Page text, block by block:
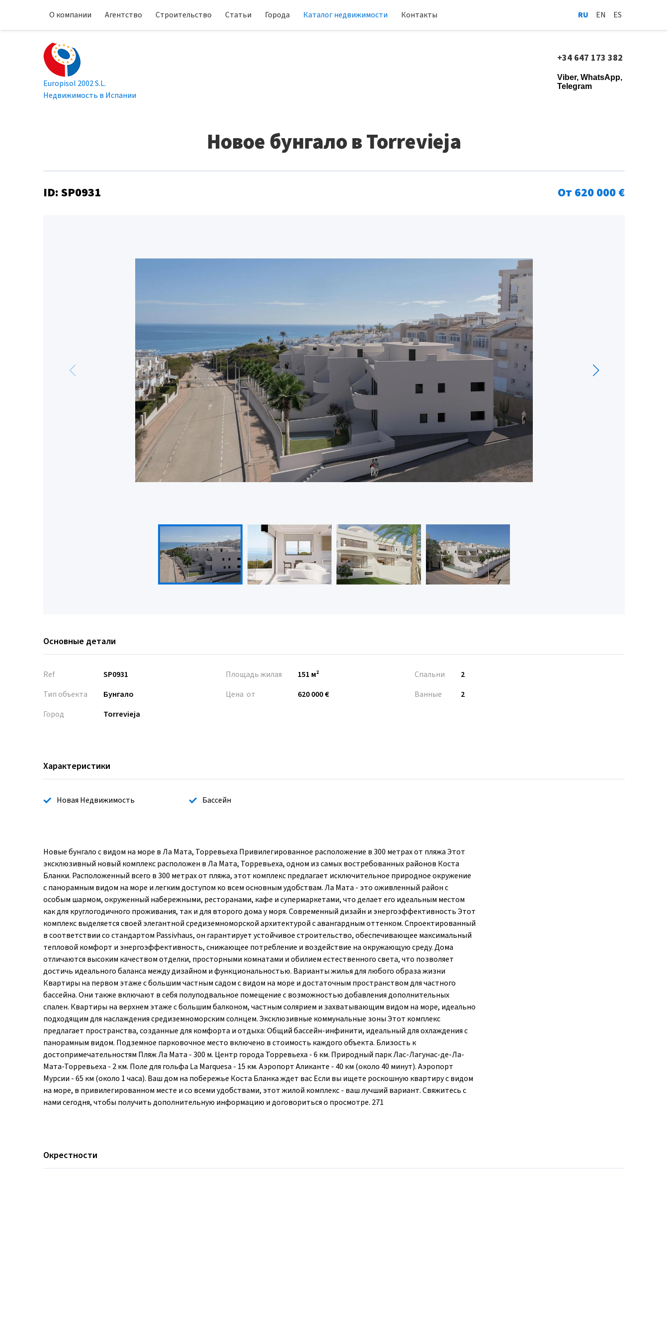
О компании Агентство Строительство Статьи Города Каталог недвижимости Контакты RU EN ES
Europisol 2002 S.L.
Недвижимость в Испании
+34 647 173 382
Viber, WhatsApp,
Telegram
Новое бунгало в Torrevieja
ID: SP0931 От 620 000 €
Основные детали
Ref
SP0931
Тип объекта
Бунгало
Город
Torrevieja
Площадь жилая
151 м²
Цена от
620 000 €
Спальни
2
Ванные
2
Характеристики
Новая Недвижимость Бассейн
Новые бунгало с видом на море в Ла Мата, Торревьеха Привилегированное расположение в 300 метрах от пляжа Этот
эксклюзивный новый комплекс расположен в Ла Мата, Торревьеха, одном из самых востребованных районов Коста
Бланки. Расположенный всего в 300 метрах от пляжа, этот комплекс предлагает исключительное природное окружение
с панорамным видом на море и легким доступом ко всем основным удобствам. Ла Мата - это оживленный район с
особым шармом, окруженный набережными, ресторанами, кафе и супермаркетами, что делает его идеальным местом
как для круглогодичного проживания, так и для второго дома у моря. Современный дизайн и энергоэффективность Этот
комплекс выделяется своей элегантной средиземноморской архитектурой с авангардным оттенком. Спроектированный
в соответствии со стандартом Passivhaus, он гарантирует устойчивое строительство, обеспечивающее максимальный
тепловой комфорт и энергоэффективность, снижающее потребление и воздействие на окружающую среду. Дома
отличаются высоким качеством отделки, просторными комнатами и обилием естественного света, что позволяет
достичь идеального баланса между дизайном и функциональностью. Варианты жилья для любого образа жизни
Квартиры на первом этаже с большим частным садом с видом на море и достаточным пространством для частного
бассейна. Они также включают в себя полуподвальное помещение с возможностью добавления дополнительных
спален. Квартиры на верхнем этаже с большим балконом, частным солярием и захватывающим видом на море, идеально
подходящим для наслаждения средиземноморским солнцем. Эксклюзивные коммунальные зоны Этот комплекс
предлагает пространства, созданные для комфорта и отдыха: Общий бассейн-инфинити, идеальный для охлаждения с
панорамным видом. Подземное парковочное место включено в стоимость каждого объекта. Близость к
достопримечательностям Пляж Ла Мата - 300 м. Центр города Торревьеха - 6 км. Природный парк Лас-Лагунас-де-Ла-
Мата-Торревьеха - 2 км. Поле для гольфа La Marquesa - 15 км. Аэропорт Аликанте - 40 км (около 40 минут). Аэропорт
Мурсии - 65 км (около 1 часа). Ваш дом на побережье Коста Бланка ждет вас Если вы ищете роскошную квартиру с видом
на море, в привилегированном месте и со всеми удобствами, этот жилой комплекс - ваш лучший вариант. Свяжитесь с
нами сегодня, чтобы получить дополнительную информацию и договориться о просмотре. 271
Окрестности